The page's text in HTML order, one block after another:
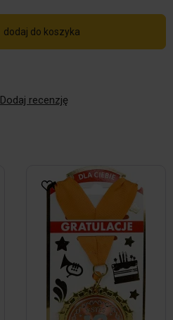
dodaj do koszyka
Dodaj recenzję